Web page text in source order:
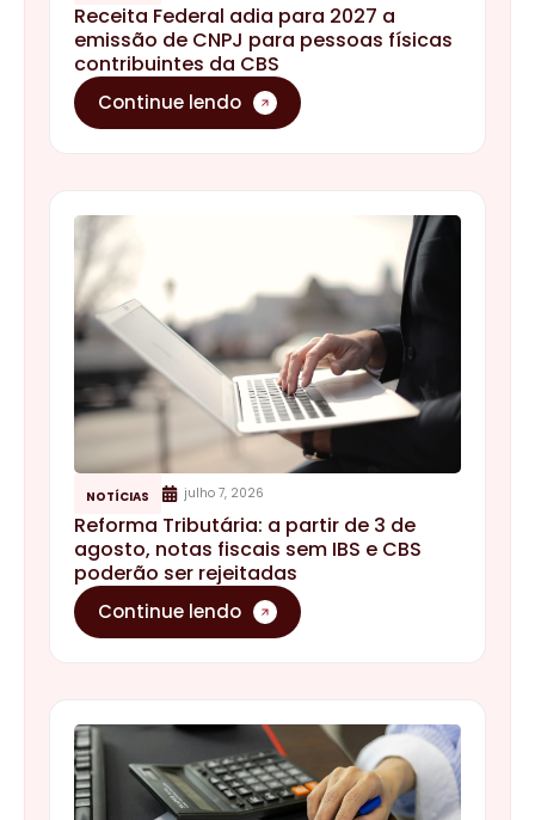
Receita Federal adia para 2027 a
emissão de CNPJ para pessoas físicas
contribuintes da CBS
Continue lendo
NOTÍCIAS julho 7, 2026
Reforma Tributária: a partir de 3 de
agosto, notas fiscais sem IBS e CBS
poderão ser rejeitadas
Continue lendo